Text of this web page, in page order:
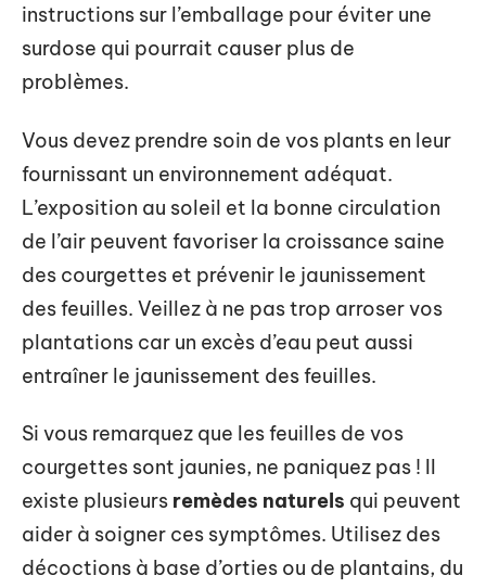
instructions sur l’emballage pour éviter une
surdose qui pourrait causer plus de
problèmes.
Vous devez prendre soin de vos plants en leur
fournissant un environnement adéquat.
L’exposition au soleil et la bonne circulation
de l’air peuvent favoriser la croissance saine
des courgettes et prévenir le jaunissement
des feuilles. Veillez à ne pas trop arroser vos
plantations car un excès d’eau peut aussi
entraîner le jaunissement des feuilles.
Si vous remarquez que les feuilles de vos
courgettes sont jaunies, ne paniquez pas ! Il
existe plusieurs remèdes naturels qui peuvent
aider à soigner ces symptômes. Utilisez des
décoctions à base d’orties ou de plantains, du